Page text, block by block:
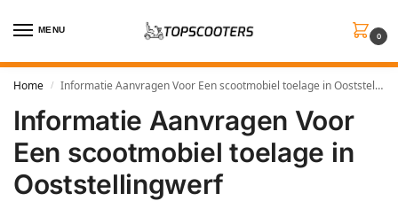
MENU
0
Home / Informatie Aanvragen Voor Een scootmobiel toelage in Ooststellingwerf
Informatie Aanvragen Voor
Een scootmobiel toelage in
Ooststellingwerf